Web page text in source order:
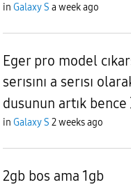
in Galaxy S a week ago
Eger pro model
serısını a serısı
dusunun artık bence
in Galaxy S 2 weeks ago
2gb bos ama 1gb